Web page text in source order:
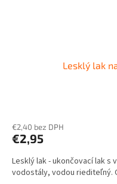
Lesklý lak
€2,40 bez DPH
€2,95
Lesklý lak - ukončovací lak s
vodostály, vodou riediteľný.